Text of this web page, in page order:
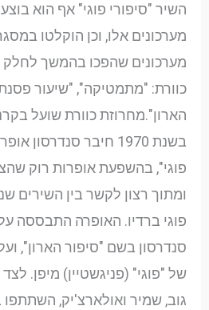
השיר "סיפורי פוגי" אף הוא
מערכונים אלו, וכן הוקלטו
מערכונים שהפכו בהמשך לחלק
כוורת: "מתמטיקה", "שיעור
הארון".מחרוזת כוורת שועל
בשנת 1970 חיבר
פוגי", בהשפעת אופרות רוק
ומתוך רצון לקשר בין השירים
פוגי ברדיו. האופרה התבססה
סנדרסון בשם "סיפור הארון",
של "פוגי" (פניגשטיין) מיפן. לצד
גוב, שמיר ואולארצ'יק,